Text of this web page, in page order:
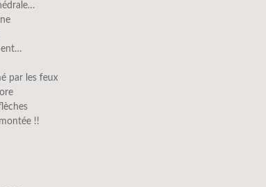
par les feux
!!